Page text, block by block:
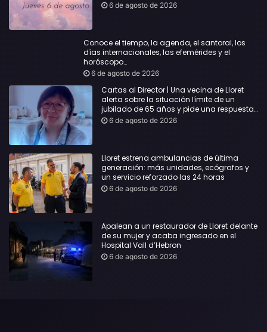
6 de agosto de 2026
Conoce el tiempo, la agenda, el santoral, los
días internacionales, las efemérides y el
horóscopo…
6 de agosto de 2026
Cartas al Director | Una vecina de Lloret
alerta sobre la situación límite de un
jubilado de 65 años y pide una respuesta
urgente
6 de agosto de 2026
Lloret estrena ambulancias de última
generación: más unidades, ecógrafos y
un servicio reforzado las 24 horas
6 de agosto de 2026
Apalean a un restaurador de Lloret delante
de su mujer y acaba ingresado en el
Hospital Vall d’Hebron
6 de agosto de 2026